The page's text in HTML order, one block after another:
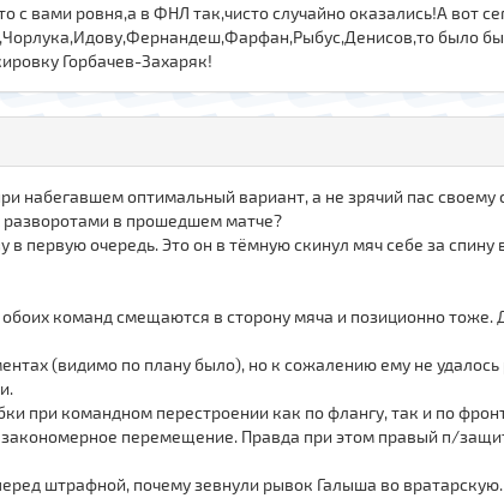
с вами ровня,а в ФНЛ так,чисто случайно оказались!А вот
было
Горбачев-Захаряк!
набегавшем оптимальный вариант, а не зрячий пас
разворотами в прошедшем матче?
первую очередь. Это он в тёмную скинул мяч себе за
команд смещаются в сторону мяча и позиционно тоже.
(видимо по плану было), но к сожалению ему не
при командном перестроении как по флангу, так и по
перемещение. Правда при этом правый п/
штрафной, почему зевнули рывок Галыша во вратарскую.